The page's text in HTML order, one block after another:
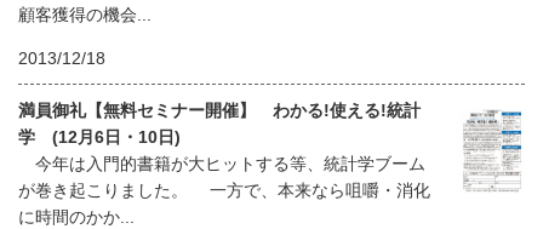
顧客獲得の機会...
2013/12/18
満員御礼【無料セミナー開催】 わかる!使える!統計
学 (12月6日・10日)
今年は入門的書籍が大ヒットする等、統計学ブーム
が巻き起こりました。 一方で、本来なら咀嚼・消化
に時間のかか...